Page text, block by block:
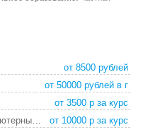
от 8500 рублей
от 50000 рублей в го
от 3500 р за курс
компьютерные курсы. курсы компьютерных дизайнеров.:
от 10000 р за курс